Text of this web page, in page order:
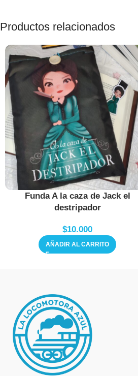
Productos relacionados
Funda A la caza de Jack el
destripador
$10.000
AÑADIR AL CARRITO